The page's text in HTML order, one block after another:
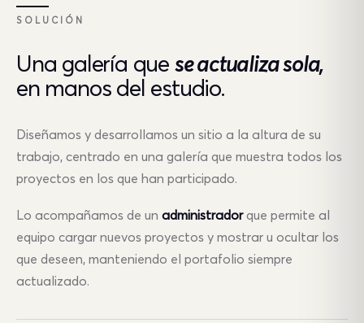
SOLUCIÓN
Una galería que se actualiza sola,
en manos del estudio.
Diseñamos y desarrollamos un sitio a la altura de su
trabajo, centrado en una galería que muestra todos los
proyectos en los que han participado.
Lo acompañamos de un administradorque permite al
equipo cargar nuevos proyectos y mostrar u ocultar los
que deseen, manteniendo el portafolio siempre
actualizado.